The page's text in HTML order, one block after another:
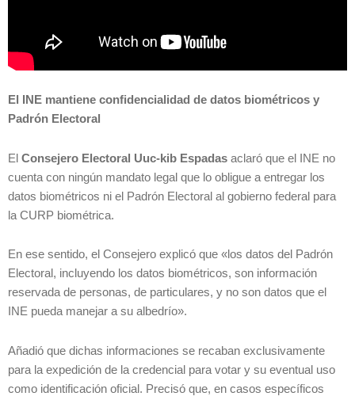
El INE mantiene confidencialidad de datos biométricos y
Padrón Electoral
El Consejero Electoral Uuc-kib Espadas aclaró que el INE no
cuenta con ningún mandato legal que lo obligue a entregar los
datos biométricos ni el Padrón Electoral al gobierno federal para
la CURP biométrica.
En ese sentido, el Consejero explicó que «los datos del Padrón
Electoral, incluyendo los datos biométricos, son información
reservada de personas, de particulares, y no son datos que el
INE pueda manejar a su albedrío».
Añadió que dichas informaciones se recaban exclusivamente
para la expedición de la credencial para votar y su eventual uso
como identificación oficial. Precisó que, en casos específicos